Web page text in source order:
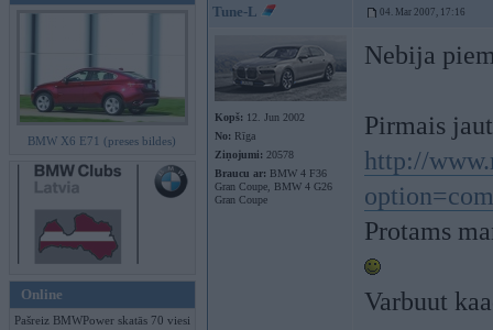
BMW X6 E71 (preses bildes)
Online
Pašreiz BMWPower skatās 70 viesi
Tune-L 04. Mar 2007, 17:16
Kopš: 12. Jun 2002
No: Rīga
Ziņojumi: 20578
Braucu ar: BMW 4 F36
Gran Coupe, BMW 4 G26
Gran Coupe
Nebija
Pirmais
http://
Protams
Varbuut